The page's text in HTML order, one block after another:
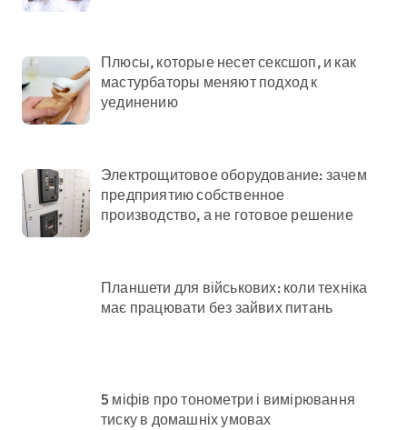
Плюсы, которые несет сексшоп, и как
мастурбаторы меняют подход к
уединению
Электрощитовое оборудование: зачем
предприятию собственное
производство, а не готовое решение
Планшети для військових: коли техніка
має працювати без зайвих питань
5 міфів про тонометри і вимірювання
тиску в домашніх умовах